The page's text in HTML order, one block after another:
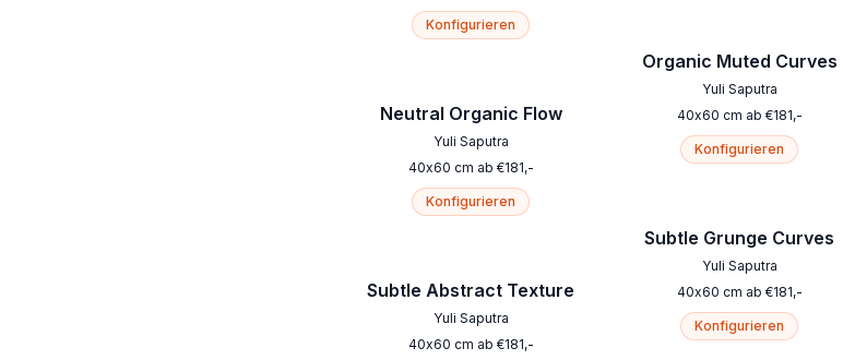
Konfigurieren
Neutral Organic Flow
Yuli Saputra
40x60 cm ab €181,-
Konfigurieren
Subtle Abstract Texture
Yuli Saputra
40x60 cm ab €181,-
Organic Muted Curves
Yuli Saputra
40x60 cm ab €181,-
Konfigurieren
Subtle Grunge Curves
Yuli Saputra
40x60 cm ab €181,-
Konfigurieren